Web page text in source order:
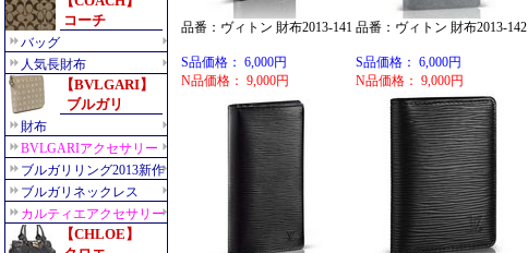
品番：ヴィトン 財布2013-141
S品価格： 6,000円
N品価格： 9,000円
品番：ヴィトン 財布2013-142
S品価格： 6,000円
N品価格： 9,000円